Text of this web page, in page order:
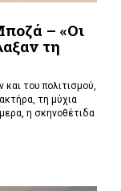
– «Οι
τη
του πολιτισμού,
τη μύχια
η σκηνοθέτιδα